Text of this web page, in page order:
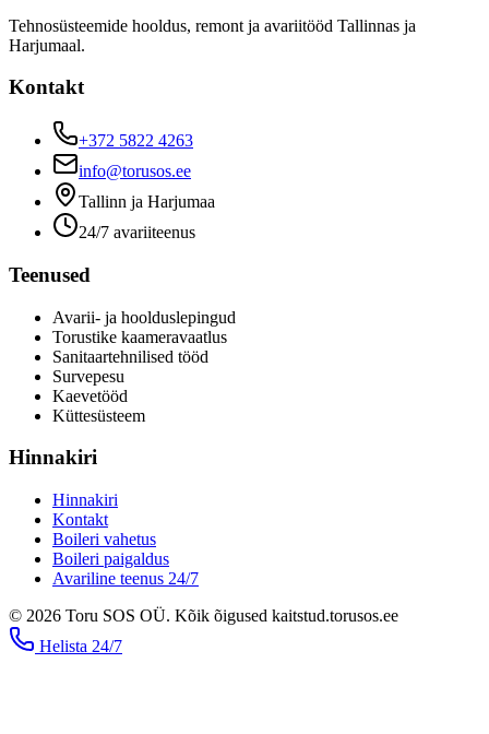
Tehnosüsteemide hooldus, remont ja avariitööd Tallinnas ja
Harjumaal.
Kontakt
+372 5822 4263
info@torusos.ee
Tallinn ja Harjumaa
24/7 avariiteenus
Teenused
Avarii- ja hoolduslepingud
Torustike kaameravaatlus
Sanitaartehnilised tööd
Survepesu
Kaevetööd
​Küttesüsteem
Hinnakiri
Hinnakiri
Kontakt
Boileri vahetus
Boileri paigaldus
Avariline teenus 24/7
© 2026 Toru SOS OÜ. Kõik õigused kaitstud.torusos.ee
Helista 24/7